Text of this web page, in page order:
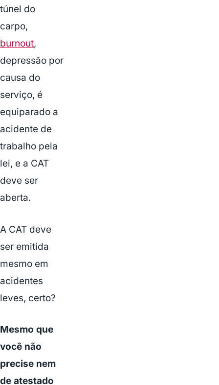
túnel do
carpo,
burnout,
depressão por
causa do
serviço, é
equiparado a
acidente de
trabalho pela
lei, e a CAT
deve ser
aberta.
A CAT deve
ser emitida
mesmo em
acidentes
leves, certo?
Mesmo que
você não
precise nem
de atestado